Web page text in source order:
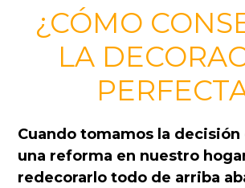
¿CÓMO
LA
Cuando tomamos la decisión
una reforma en nuestro
redecorarlo todo de arriba